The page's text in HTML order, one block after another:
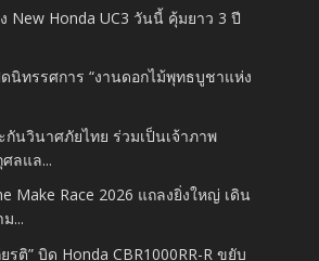
New Honda UC3 วันนี้ คุ้มยาว 3 ปี
ดนิทรรศการ “งานดอกไม้พุทธบูชาแห่ง
กันวินาศภัยไทย ร่วมเป็นเจ้าภาพ
ลแล...
Make Race 2026 แถลงยิ่งใหญ่ เดิน
...
รติ” บิด Honda CBR1000RR-R ขยับ